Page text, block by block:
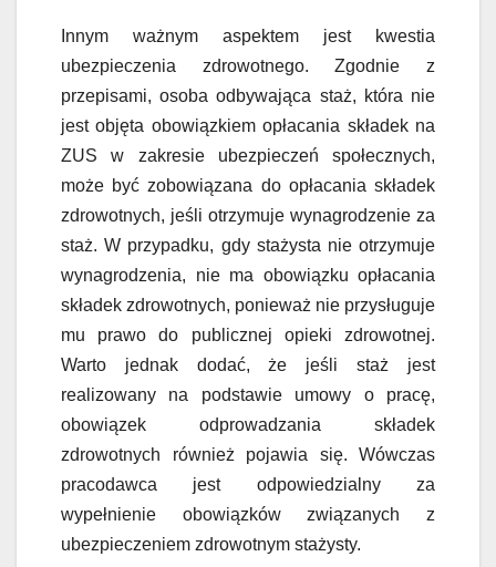
Innym ważnym aspektem jest kwestia
ubezpieczenia zdrowotnego. Zgodnie z
przepisami, osoba odbywająca staż, która nie
jest objęta obowiązkiem opłacania składek na
ZUS w zakresie ubezpieczeń społecznych,
może być zobowiązana do opłacania składek
zdrowotnych, jeśli otrzymuje wynagrodzenie za
staż. W przypadku, gdy stażysta nie otrzymuje
wynagrodzenia, nie ma obowiązku opłacania
składek zdrowotnych, ponieważ nie przysługuje
mu prawo do publicznej opieki zdrowotnej.
Warto jednak dodać, że jeśli staż jest
realizowany na podstawie umowy o pracę,
obowiązek odprowadzania składek
zdrowotnych również pojawia się. Wówczas
pracodawca jest odpowiedzialny za
wypełnienie obowiązków związanych z
ubezpieczeniem zdrowotnym stażysty.